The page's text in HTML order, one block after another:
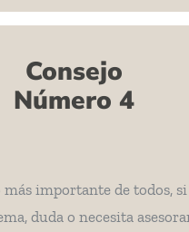
Consejo
Número 4
más importante de todos,
duda o necesita